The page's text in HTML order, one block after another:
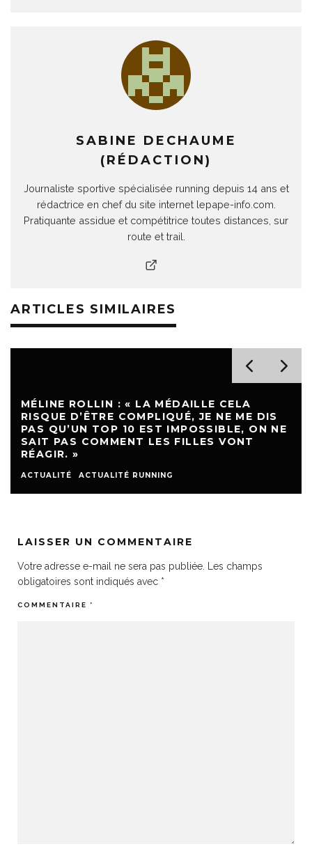
SABINE DECHAUME
(RÉDACTION)
Journaliste sportive spécialisée running depuis 14 ans et
rédactrice en chef du site internet lepape-info.com.
Pratiquante assidue et compétitrice toutes distances, sur
route et trail.
ARTICLES SIMILAIRES
MÉLINE ROLLIN : « LA MÉDAILLE CELA
RISQUE D’ÊTRE COMPLIQUÉ, JE NE ME DIS
PAS QU’UN TOP 10 EST IMPOSSIBLE, ON NE
SAIT PAS COMMENT LES FILLES VONT
RÉAGIR. »
ACTUALITÉ ACTUALITÉ RUNNING
LAISSER UN COMMENTAIRE
Votre adresse e-mail ne sera pas publiée.
Les champs
obligatoires sont indiqués avec *
COMMENTAIRE *